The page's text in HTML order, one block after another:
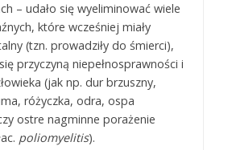
– udało się wyeliminować wiele
które wcześniej miały
(tzn. prowadziły do śmierci),
przyczyną niepełnosprawności i
(jak np. dur brzuszny,
różyczka, odra, ospa
ostre nagminne porażenie
poliomyelitis).